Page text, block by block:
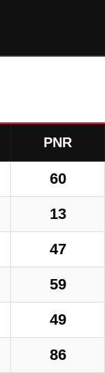
PNR
60
13
47
59
49
86